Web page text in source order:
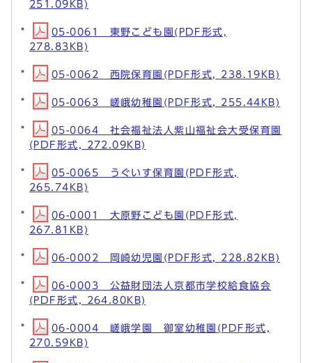
251.09KB)
05-0061 東野こども園(PDF形式,
278.83KB)
05-0062 西院保育園(PDF形式, 238.19KB)
05-0063 嵯峨幼稚園(PDF形式, 255.44KB)
05-0064 社会福祉法人紫山福祉会大受保育園
(PDF形式, 272.09KB)
05-0065 うぐいす保育園(PDF形式,
265.74KB)
06-0001 大原野こども園(PDF形式,
267.81KB)
06-0002 岡崎幼児園(PDF形式, 228.82KB)
06-0003 公益財団法人京都市学校給食協会
(PDF形式, 264.80KB)
06-0004 嵯峨学園 御室幼稚園(PDF形式,
270.59KB)